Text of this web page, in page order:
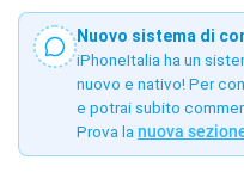
Nuovo sistema di
iPhoneItalia ha un
nuovo e nativo! Per
e potrai subito
Prova la nuova